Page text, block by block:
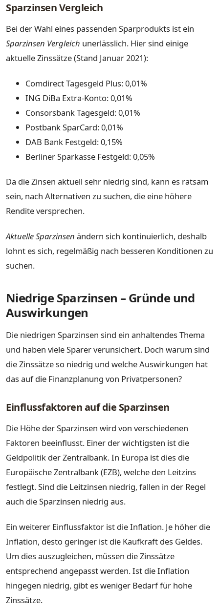
Sparzinsen Vergleich
Bei der Wahl eines passenden Sparprodukts ist ein
Sparzinsen Vergleich unerlässlich. Hier sind einige
aktuelle Zinssätze (Stand Januar 2021):
Comdirect Tagesgeld Plus: 0,01%
ING DiBa Extra-Konto: 0,01%
Consorsbank Tagesgeld: 0,01%
Postbank SparCard: 0,01%
DAB Bank Festgeld: 0,15%
Berliner Sparkasse Festgeld: 0,05%
Da die Zinsen aktuell sehr niedrig sind, kann es ratsam
sein, nach Alternativen zu suchen, die eine höhere
Rendite versprechen.
Aktuelle Sparzinsen ändern sich kontinuierlich, deshalb
lohnt es sich, regelmäßig nach besseren Konditionen zu
suchen.
Niedrige Sparzinsen – Gründe und
Auswirkungen
Die niedrigen Sparzinsen sind ein anhaltendes Thema
und haben viele Sparer verunsichert. Doch warum sind
die Zinssätze so niedrig und welche Auswirkungen hat
das auf die Finanzplanung von Privatpersonen?
Einflussfaktoren auf die Sparzinsen
Die Höhe der Sparzinsen wird von verschiedenen
Faktoren beeinflusst. Einer der wichtigsten ist die
Geldpolitik der Zentralbank. In Europa ist dies die
Europäische Zentralbank (EZB), welche den Leitzins
festlegt. Sind die Leitzinsen niedrig, fallen in der Regel
auch die Sparzinsen niedrig aus.
Ein weiterer Einflussfaktor ist die Inflation. Je höher die
Inflation, desto geringer ist die Kaufkraft des Geldes.
Um dies auszugleichen, müssen die Zinssätze
entsprechend angepasst werden. Ist die Inflation
hingegen niedrig, gibt es weniger Bedarf für hohe
Zinssätze.